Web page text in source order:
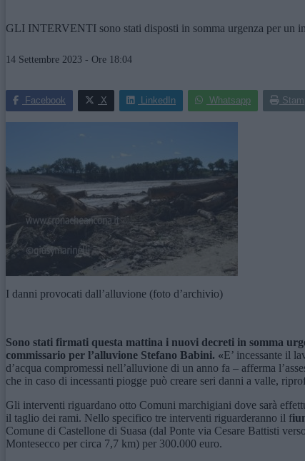
GLI INTERVENTI sono stati disposti in somma urgenza per un
14 Settembre 2023 - Ore 18:04
Facebook X LinkedIn Whatsapp
I danni provocati dall’alluvione (foto d’archivio)
Sono stati firmati questa mattina i nuovi decreti in somma
commissario per l’alluvione Stefano Babini. «E’ incessante il
d’acqua compromessi nell’alluvione di un anno fa – afferma
che in caso di incessanti piogge può creare seri danni a valle,
Gli interventi riguardano otto Comuni marchigiani dove sarà
il taglio dei rami. Nello specifico tre interventi riguarderanno il f
Comune di Castellone di Suasa (dal Ponte via Cesare Battisti
Montesecco per circa 7,7 km) per 300.000 euro.